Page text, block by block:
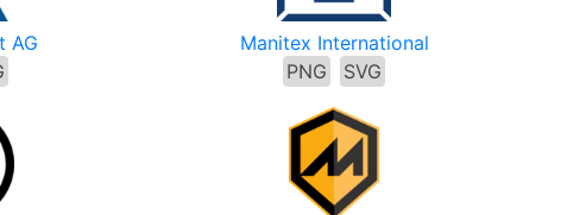
AG
Manitex International
PNG
SVG